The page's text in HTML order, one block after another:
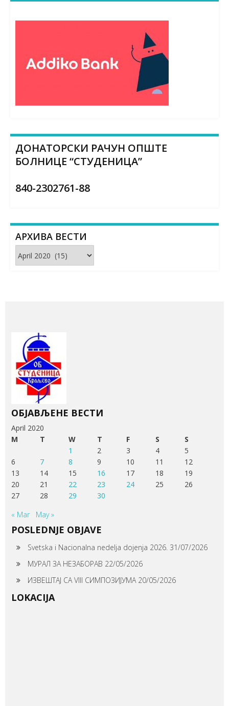
ДОНАТОРСКИ РАЧУН ОПШТЕ
БОЛНИЦЕ “СТУДЕНИЦА”
840-2302761-88
АРХИВА ВЕСТИ
Архива
вести
ОБЈАВЉЕНЕ ВЕСТИ
April 2020
M
T W T F S
S
1
2 3 4
5
6
7 8 9 10 11
12
13
14 15 16 17 18
19
20
21 22 23 24 25
26
27
28 29
30
« Mar
May »
POSLEDNJE OBJAVE
Svetska i Nacionalna nedelja dojenja 2026. 31/07/2026
МУРАЛ ЗА НЕЗАБОРАВ 22/05/2026
ИЗВЕШТАЈ СА VIII СИМПОЗИЈУМА 20/05/2026
LOKACIJA